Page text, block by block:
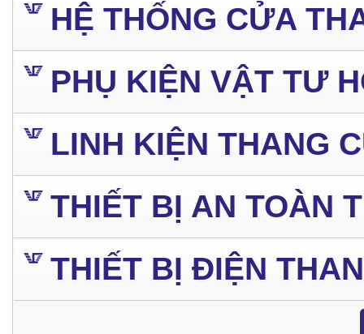
HỆ THỐNG CỬA
PHỤ KIỆN VẬT TƯ
LINH KIỆN THANG
THIẾT BỊ AN TOÀN
THIẾT BỊ ĐIỆN